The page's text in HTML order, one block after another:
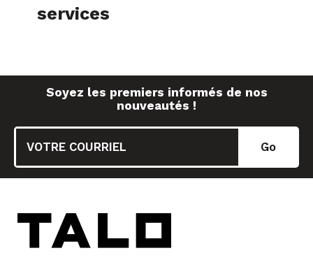
services
Soyez les premiers informés de nos
nouveautés !